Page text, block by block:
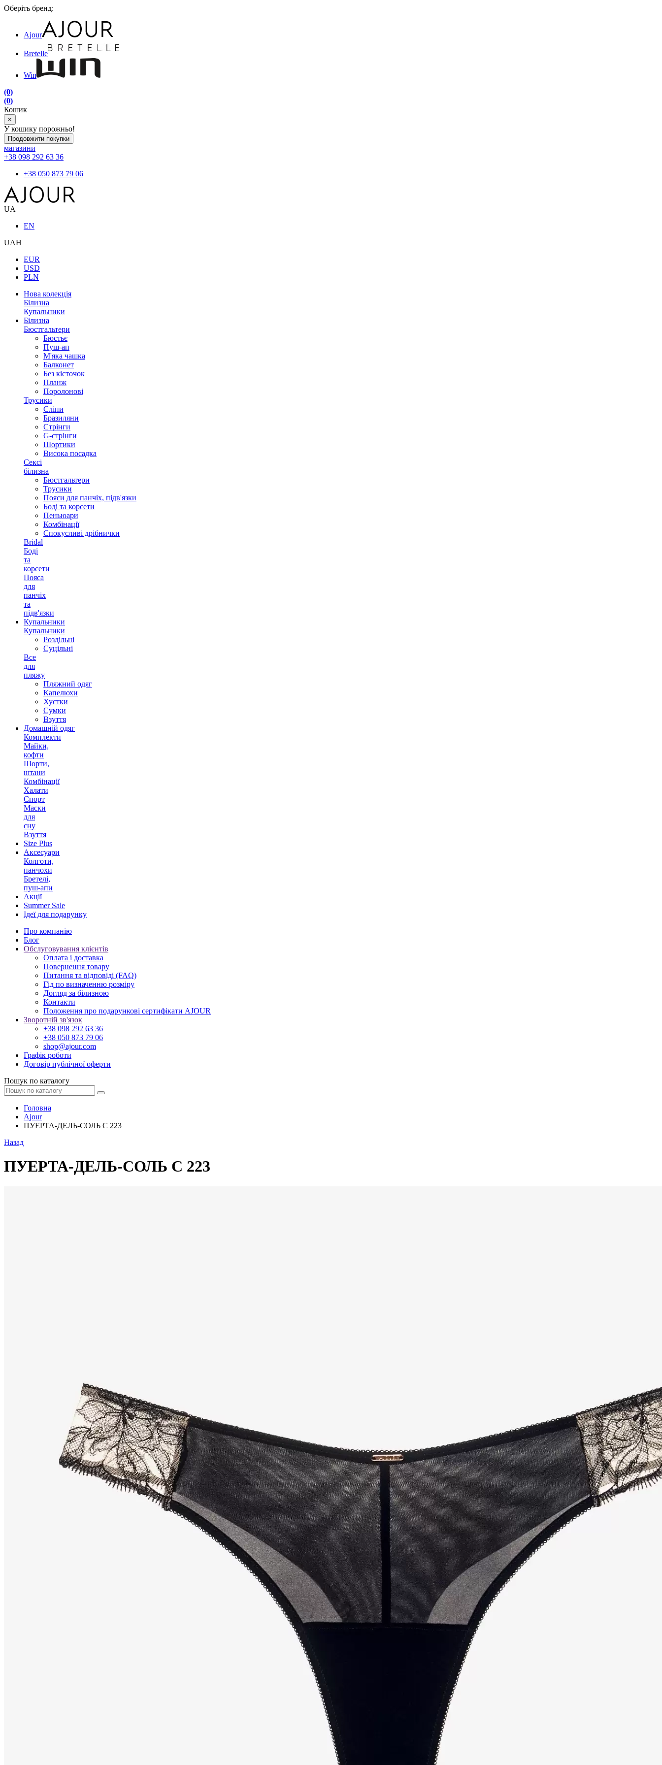
Оберіть бренд:
Ajour
Bretelle
Win
(0)
(0)
Кошик
×
У кошику порожньо!
Продовжити покупки
магазини
+38 098 292 63 36
+38 050 873 79 06
UA
EN
UAH
EUR
USD
PLN
Нова колекція
Білизна
Купальники
Білизна
Бюстгальтери
Бюстьє
Пуш-ап
М'яка чашка
Балконет
Без кісточок
Планж
Поролонові
Трусики
Сліпи
Бразиляни
Стрінги
G-стрінги
Шортики
Висока посадка
Сексі
білизна
Бюстгальтери
Трусики
Пояси для панчіх, підв'язки
Боді та корсети
Пеньюари
Комбінації
Спокусливі дрібнички
Bridal
Боді
та
корсети
Пояса
для
панчіх
та
підв'язки
Купальники
Купальники
Роздільні
Суцільні
Все
для
пляжу
Пляжний одяг
Капелюхи
Хустки
Сумки
Взуття
Домашній одяг
Комплекти
Майки,
кофти
Шорти,
штани
Комбінації
Халати
Спорт
Маски
для
сну
Взуття
Size Plus
Аксесуари
Колготи,
панчохи
Бретелі,
пуш-апи
Акції
Summer Sale
Ідеї для подарунку
Про компанію
Блог
Обслуговування клієнтів
Оплата і доставка
Повернення товару
Питання та відповіді (FAQ)
Гід по визначенню розміру
Догляд за білизною
Контакти
Положення про подарункові сертифікати AJOUR
Зворотній зв'язок
+38 098 292 63 36
+38 050 873 79 06
shop@ajour.com
Графік роботи
Договір публічної оферти
Пошук по каталогу
Головна
Ajour
ПУЕРТА-ДЕЛЬ-СОЛЬ С 223
Назад
ПУЕРТА-ДЕЛЬ-СОЛЬ С 223